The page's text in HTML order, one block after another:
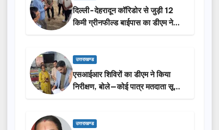
दिल्ली-देहरादून कॉरिडोर से जुड़ी 12
किमी ग्रीनफील्ड बाईपास का डीएम ने
किया निरीक्षण…
उत्तराखण्ड
एसआईआर शिविरों का डीएम ने किया
निरीक्षण, बोले—कोई पात्र मतदाता सूची
से न छूटे…
उत्तराखण्ड